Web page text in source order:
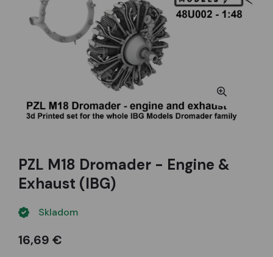
PZL M18 Dromader - Engine &
Exhaust (IBG)
Skladom
16,69 €